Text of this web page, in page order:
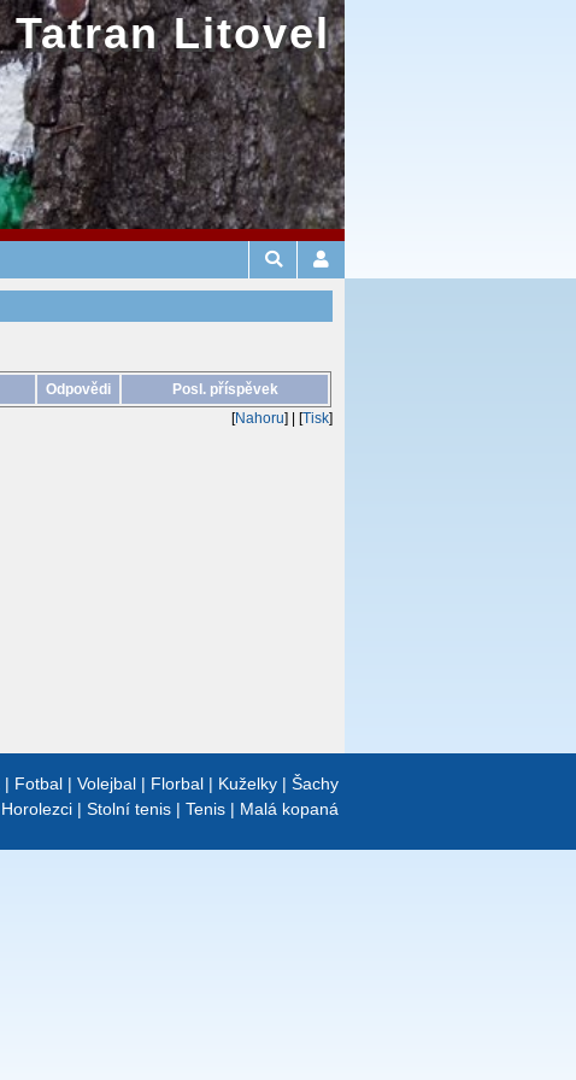
Tatran Litovel
Odpovědi
Posl. příspěvek
[Nahoru] | [Tisk]
| Fotbal | Volejbal | Florbal | Kuželky | Šachy
Horolezci | Stolní tenis | Tenis | Malá kopaná